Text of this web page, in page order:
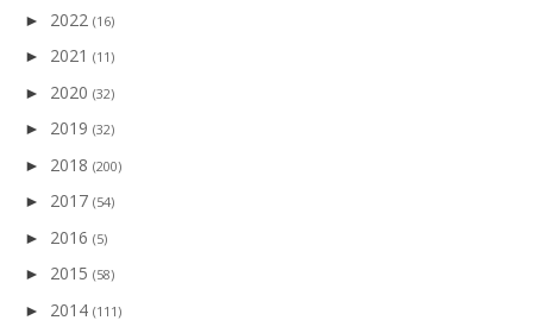
► 2022 (16)
► 2021 (11)
► 2020 (32)
► 2019 (32)
► 2018 (200)
► 2017 (54)
► 2016 (5)
► 2015 (58)
► 2014 (111)